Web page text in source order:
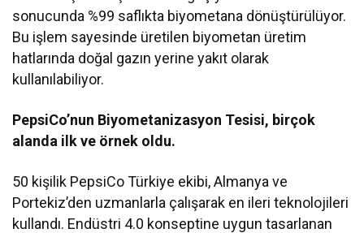
sonucunda %99 saflıkta biyometana dönüştürülüyor.
Bu işlem sayesinde üretilen biyometan üretim
hatlarında doğal gazın yerine yakıt olarak
kullanılabiliyor.
PepsiCo’nun Biyometanizasyon Tesisi, birçok
alanda ilk ve örnek oldu.
50 kişilik PepsiCo Türkiye ekibi, Almanya ve
Portekiz’den uzmanlarla çalışarak en ileri teknolojileri
kullandı. Endüstri 4.0 konseptine uygun tasarlanan